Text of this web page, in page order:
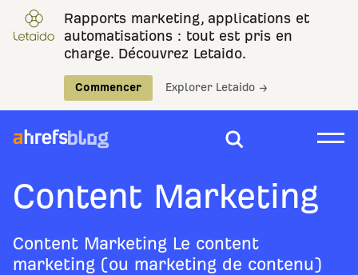
Rapports marketing, applications et
automatisations : tout est pris en
charge. Découvrez Letaido.
Commencer Explorer Letaido →
Content Marketing
Content Marketing Le content
marketing (ou marketing de contenu)